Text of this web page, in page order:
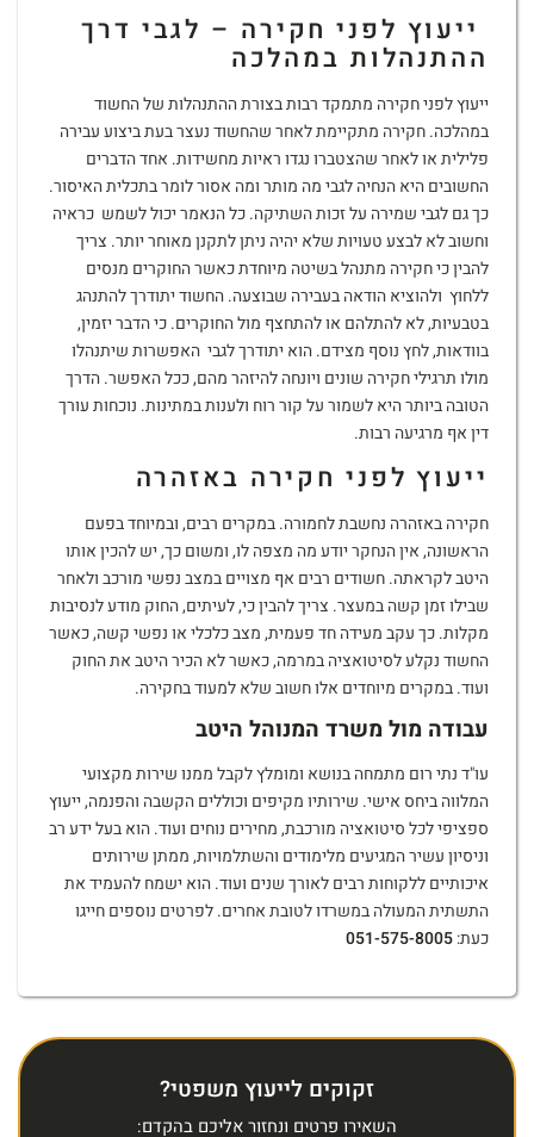
ייעוץ לפני חקירה – לגבי דרך
ההתנהלות במהלכה
ייעוץ לפני חקירה מתמקד רבות בצורת ההתנהלות של החשוד
במהלכה. חקירה מתקיימת לאחר שהחשוד נעצר בעת ביצוע עבירה
פלילית או לאחר שהצטברו נגדו ראיות מחשידות. אחד הדברים
החשובים היא הנחיה לגבי מה מותר ומה אסור לומר בתכלית האיסור.
כך גם לגבי שמירה על זכות השתיקה. כל הנאמר יכול לשמש כראיה
וחשוב לא לבצע טעויות שלא יהיה ניתן לתקנן מאוחר יותר. צריך
להבין כי חקירה מתנהל בשיטה מיוחדת כאשר החוקרים מנסים
ללחוץ ולהוציא הודאה בעבירה שבוצעה. החשוד יתודרך להתנהג
בטבעיות, לא להתלהם או להתחצף מול החוקרים. כי הדבר יזמין,
בוודאות, לחץ נוסף מצידם. הוא יתודרך לגבי האפשרות שיתנהלו
מולו תרגילי חקירה שונים ויונחה להיזהר מהם, ככל האפשר. הדרך
הטובה ביותר היא לשמור על קור רוח ולענות במתינות. נוכחות עורך
דין אף מרגיעה רבות.
ייעוץ לפני חקירה באזהרה
חקירה באזהרה נחשבת לחמורה. במקרים רבים, ובמיוחד בפעם
הראשונה, אין הנחקר יודע מה מצפה לו, ומשום כך, יש להכין אותו
היטב לקראתה. חשודים רבים אף מצויים במצב נפשי מורכב ולאחר
שבילו זמן קשה במעצר. צריך להבין כי, לעיתים, החוק מודע לנסיבות
מקלות. כך עקב מעידה חד פעמית, מצב כלכלי או נפשי קשה, כאשר
החשוד נקלע לסיטואציה במרמה, כאשר לא הכיר היטב את החוק
ועוד. במקרים מיוחדים אלו חשוב שלא למעוד בחקירה.
עבודה מול משרד המנוהל היטב
עו"ד נתי רום מתמחה בנושא ומומלץ לקבל ממנו שירות מקצועי
המלווה ביחס אישי. שירותיו מקיפים וכוללים הקשבה והפנמה, ייעוץ
ספציפי לכל סיטואציה מורכבת, מחירים נוחים ועוד. הוא בעל ידע רב
וניסיון עשיר המגיעים מלימודים והשתלמויות, ממתן שירותים
איכותיים ללקוחות רבים לאורך שנים ועוד. הוא ישמח להעמיד את
התשתית המעולה במשרדו לטובת אחרים. לפרטים נוספים חייגו
כעת:051-575-8005
זקוקים לייעוץ משפטי?
השאירו פרטים ונחזור אליכם בהקדם: